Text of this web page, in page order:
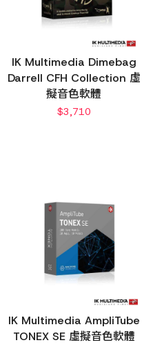
IK Multimedia Dimebag
Darrell CFH Collection 虛
擬音色軟體
$3,710
IK Multimedia AmpliTube
TONEX SE 虛擬音色軟體